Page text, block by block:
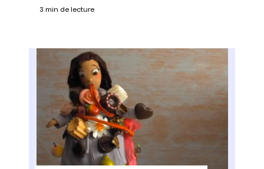
3 min de lecture